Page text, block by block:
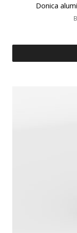
Donica